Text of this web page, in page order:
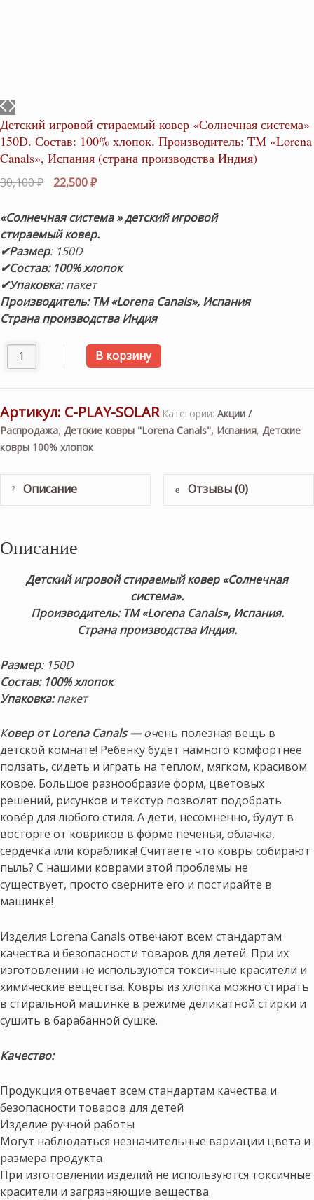
Детский игровой стираемый ковер «Солнечная система»
150D. Состав: 100% хлопок. Производитель: ТМ «Lorena
Canals», Испания (страна производства Индия)
30,100₽
Первоначальная
составляла
30,100 ₽.
22,500₽Текущая
22,500 ₽.
«Солнечная система »детский игровой
стираемый ковер.
✔Размер: 150D
✔Состав: 100% хлопок
✔Упаковка:пакет
Производитель: ТМ «Lorena Canals», Испания
Страна производства Индия
Количество товара Детский игровой стираемый ковер
В корзину
Артикул: C-PLAY-SOLAR Категории: Акции /
Распродажа, Детские ковры "Lorena Canals", Испания, Детские
ковры 100% хлопок
Описание Отзывы (0)
Описание
Детский игровой стираемый ковер «Солнечная
система».
Производитель: ТМ «Lorena Canals», Испания.
Страна производства Индия.
Размер: 150D
Состав: 100% хлопок
Упаковка:пакет
Ковер от Lorena Canals —очень полезная вещь в
детской комнате! Ребёнку будет намного комфортнее
ползать, сидеть и играть на теплом, мягком, красивом
ковре. Большое разнообразие форм, цветовых
решений, рисунков и текстур позволят подобрать
ковёр для любого стиля. А дети, несомненно, будут в
восторге от ковриков в форме печенья, облачка,
сердечка или кораблика! Считаете что ковры собирают
пыль? С нашими коврами этой проблемы не
существует, просто сверните его и постирайте в
машинке!
Изделия Lorena Canals отвечают всем стандартам
качества и безопасности товаров для детей. При их
изготовлении не используются токсичные красители и
химические вещества. Ковры из хлопка можно стирать
в стиральной машинке в режиме деликатной стирки и
сушить в барабанной сушке.
Качество:
Продукция отвечает всем стандартам качества и
безопасности товаров для детей
Изделие ручной работы
Могут наблюдаться незначительные вариации цвета и
размера продукта
При изготовлении изделий не используются токсичные
красители и загрязняющие вещества